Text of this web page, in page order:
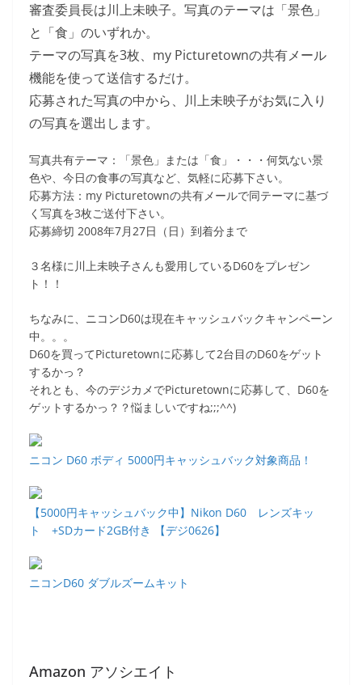
審査委員長は川上未映子。写真のテーマは「景色」
と「食」のいずれか。
テーマの写真を3枚、my Picturetownの共有メール
機能を使って送信するだけ。
応募された写真の中から、川上未映子がお気に入り
の写真を選出します。
写真共有テーマ：「景色」または「食」・・・何気ない景
色や、今日の食事の写真など、気軽に応募下さい。
応募方法：my Picturetownの共有メールで同テーマに基づ
く写真を3枚ご送付下さい。
応募締切 2008年7月27日（日）到着分まで
３名様に川上未映子さんも愛用しているD60をプレゼン
ト！！
ちなみに、ニコンD60は現在キャッシュバックキャンペーン
中。。。
D60を買ってPicturetownに応募して2台目のD60をゲット
するかっ？
それとも、今のデジカメでPicturetownに応募して、D60を
ゲットするかっ？？悩ましいですね;;;^^)
ニコン D60 ボディ 5000円キャッシュバック対象商品！
【5000円キャッシュバック中】Nikon D60 レンズキッ
ト +SDカード2GB付き 【デジ0626】
ニコンD60 ダブルズームキット
Amazon アソシエイト